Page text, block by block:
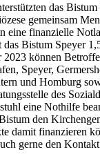
das Bistum
gemeinsam
eine finanzielle
das Bistum Speyer
können
Speyer,
und Homburg
des
eine Nothilfe
den
damit finanzieren
gerne den